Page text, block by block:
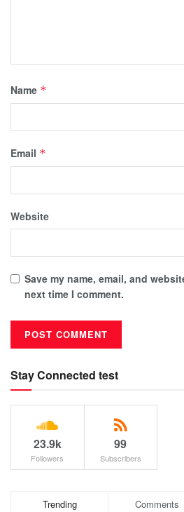
Name *
Email *
Website
Save my name, email, and
next time I comment.
Stay Connected test
23.9k
Followers
99
Subscribers
Trending Comments